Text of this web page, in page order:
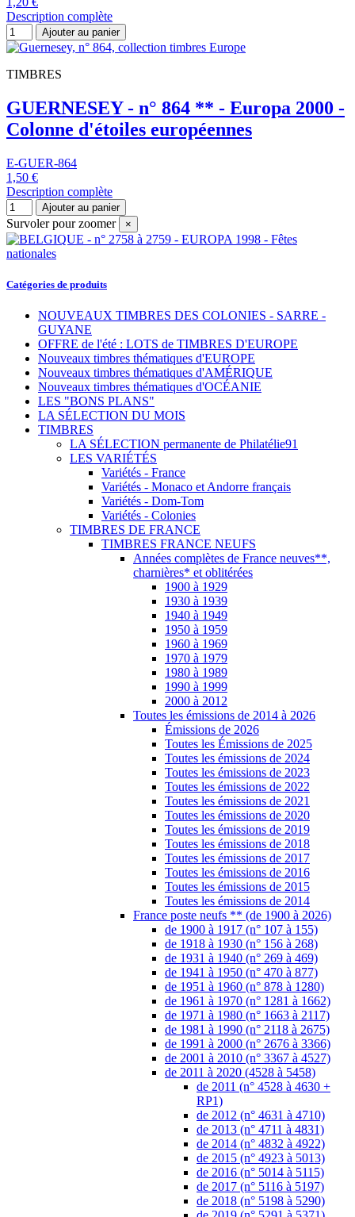
Description complète
Ajouter au panier
TIMBRES
GUERNESEY - n° 864 ** - Europa 2000 -
Colonne d'étoiles européennes
E-GUER-864
1,50 €
Description complète
Ajouter au panier
Survoler pour zoomer ×
Catégories de produits
NOUVEAUX TIMBRES DES COLONIES - SARRE -
GUYANE
OFFRE de l'été : LOTS de TIMBRES D'EUROPE
Nouveaux timbres thématiques d'EUROPE
Nouveaux timbres thématiques d'AMÉRIQUE
Nouveaux timbres thématiques d'OCÉANIE
LES "BONS PLANS"
LA SÉLECTION DU MOIS
TIMBRES
LA SÉLECTION permanente de Philatélie91
LES VARIÉTÉS
Variétés - France
Variétés - Monaco et Andorre français
Variétés - Dom-Tom
Variétés - Colonies
TIMBRES DE FRANCE
TIMBRES FRANCE NEUFS
Années complètes de France neuves**,
charnières* et oblitérées
1900 à 1929
1930 à 1939
1940 à 1949
1950 à 1959
1960 à 1969
1970 à 1979
1980 à 1989
1990 à 1999
2000 à 2012
Toutes les émissions de 2014 à 2026
Émissions de 2026
Toutes les Émissions de 2025
Toutes les émissions de 2024
Toutes les émissions de 2023
Toutes les émissions de 2022
Toutes les émissions de 2021
Toutes les émissions de 2020
Toutes les émissions de 2019
Toutes les émissions de 2018
Toutes les émissions de 2017
Toutes les émissions de 2016
Toutes les émissions de 2015
Toutes les émissions de 2014
France poste neufs ** (de 1900 à 2026)
de 1900 à 1917 (n° 107 à 155)
de 1918 à 1930 (n° 156 à 268)
de 1931 à 1940 (n° 269 à 469)
de 1941 à 1950 (n° 470 à 877)
de 1951 à 1960 (n° 878 à 1280)
de 1961 à 1970 (n° 1281 à 1662)
de 1971 à 1980 (n° 1663 à 2117)
de 1981 à 1990 (n° 2118 à 2675)
de 1991 à 2000 (n° 2676 à 3366)
de 2001 à 2010 (n° 3367 à 4527)
de 2011 à 2020 (4528 à 5458)
de 2011 (n° 4528 à 4630 +
RP1)
de 2012 (n° 4631 à 4710)
de 2013 (n° 4711 à 4831)
de 2014 (n° 4832 à 4922)
de 2015 (n° 4923 à 5013)
de 2016 (n° 5014 à 5115)
de 2017 (n° 5116 à 5197)
de 2018 (n° 5198 à 5290)